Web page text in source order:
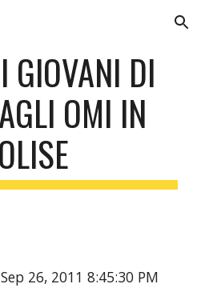
Skip to navigation
GIOVANI DI
OMI IN
26, 2011 8:45:30 PM